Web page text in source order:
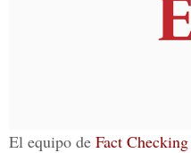
El equipo de Fact